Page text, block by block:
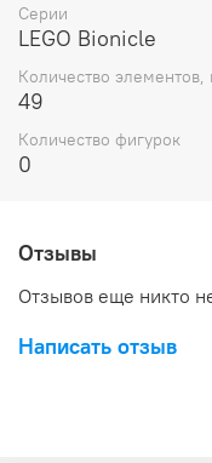
Серии
LEGO Bionicle
Количество элементов,
49
Количество фигурок
0
Отзывы
Отзывов еще никто
Написать отзыв